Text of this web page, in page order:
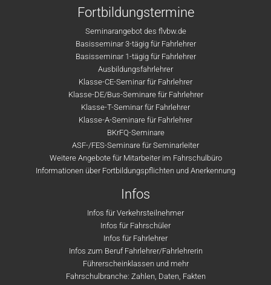
Fortbildungstermine
Seminarangebot des flvbw.de
Basisseminar 3-tägig für Fahrlehrer
Basisseminar 1-tägig für Fahrlehrer
Ausbildungsfahrlehrer
Klasse-CE-Seminar für Fahrlehrer
Klasse-DE/Bus-Seminare für Fahrlehrer
Klasse-T-Seminar für Fahrlehrer
Klasse-A-Seminare für Fahrlehrer
BKrFQ-Seminare
ASF-/FES-Seminare für Seminarleiter
Weitere Angebote für Mitarbeiter im Fahrschulbüro
Informationen über Fortbildungspflichten und Anerkennung
Infos
Infos für Verkehrsteilnehmer
Infos für Fahrschüler
Infos für Fahrlehrer
Infos zum Beruf Fahrlehrer/Fahrlehrerin
Führerscheinklassen und mehr
Fahrschulbranche: Zahlen, Daten, Fakten